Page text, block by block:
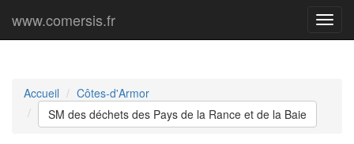
Menu
www.comersis.fr
Accueil
Côtes-d'Armor
SM des déchets des Pays de la Rance et de la Baie